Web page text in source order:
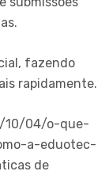
fazendo
rapidamente.
10/04/o-que-
a-eduotec-
de